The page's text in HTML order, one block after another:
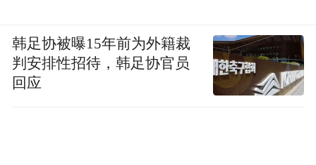
辅以公开课、线下沙龙等能力进阶活动，帮
助幼教工作者提升专业教育和养育能力，改
善农村欠发达地区学龄前儿童的成长环境，
韩足协被曝15年前为外籍裁
判安排性招待，韩足协官员
回应